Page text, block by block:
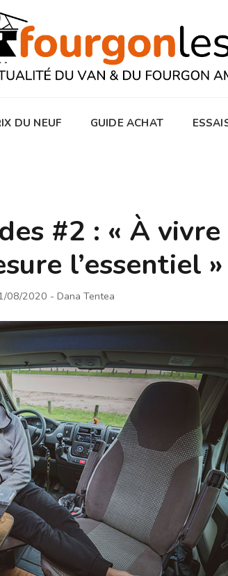
DU NEUF GUIDE ACHAT
#2 : « À
l’essentiel »
08/2020 - Dana Tentea